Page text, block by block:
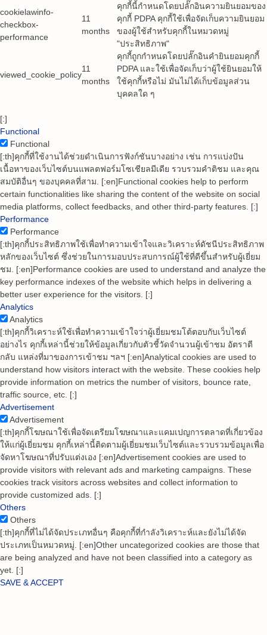
cookielawinfo-
checkbox-
performance
11
months
คุกกี้นี้กำหนดโดยปลั๊กอินความยินยอมของ
คุกกี้ PDPA คุกกี้ใช้เพื่อจัดเก็บความยินยอม
ของผู้ใช้สำหรับคุกกี้ในหมวดหมู่
"ประสิทธิภาพ"
viewed_cookie_policy
11
months
คุกกี้ถูกกำหนดโดยปลั๊กอินคำยินยอมคุกกี้
PDPA และใช้เพื่อจัดเก็บว่าผู้ใช้ยินยอมให้
ใช้คุกกี้หรือไม่ มันไม่ได้เก็บข้อมูลส่วน
บุคคลใด ๆ
[:]
Functional
Functional
[:th]คุกกี้ที่ใช้งานได้ช่วยดำเนินการฟังก์ชันบางอย่าง เช่น การแบ่งปัน
เนื้อหาของเว็บไซต์บนแพลตฟอร์มโซเชียลมีเดีย รวบรวมคำติชม และคุณ
สมบัติอื่นๆ ของบุคคลที่สาม. [:en]Functional cookies help to perform
certain functionalities like sharing the content of the website on social
media platforms, collect feedbacks, and other third-party features. [:]
Performance
Performance
[:th]คุกกี้ประสิทธิภาพใช้เพื่อทำความเข้าใจและวิเคราะห์ดัชนีประสิทธิภาพ
หลักของเว็บไซต์ ซึ่งช่วยในการมอบประสบการณ์ผู้ใช้ที่ดีขึ้นสำหรับผู้เยี่ยม
ชม. [:en]Performance cookies are used to understand and analyze the
key performance indexes of the website which helps in delivering a
better user experience for the visitors. [:]
Analytics
Analytics
[:th]คุกกี้วิเคราะห์ใช้เพื่อทำความเข้าใจว่าผู้เยี่ยมชมโต้ตอบกับเว็บไซต์
อย่างไร คุกกี้เหล่านี้ช่วยให้ข้อมูลเกี่ยวกับตัวชี้วัดจำนวนผู้เข้าชม อัตราตี
กลับ แหล่งที่มาของการเข้าชม ฯลฯ [:en]Analytical cookies are used to
understand how visitors interact with the website. These cookies help
provide information on metrics the number of visitors, bounce rate,
traffic source, etc. [:]
Advertisement
Advertisement
[:th]คุกกี้โฆษณาใช้เพื่อจัดเตรียมโฆษณาและแคมเปญการตลาดที่เกี่ยวข้อง
ให้แก่ผู้เยี่ยมชม คุกกี้เหล่านี้ติดตามผู้เยี่ยมชมเว็บไซต์และรวบรวมข้อมูลเพื่อ
จัดหาโฆษณาที่ปรับแต่งเอง [:en]Advertisement cookies are used to
provide visitors with relevant ads and marketing campaigns. These
cookies track visitors across websites and collect information to
provide customized ads. [:]
Others
Others
[:th]คุกกี้ที่ไม่ได้จัดประเภทอื่นๆ คือคุกกี้ที่กำลังวิเคราะห์และยังไม่ได้จัด
ประเภทเป็นหมวดหมู่. [:en]Other uncategorized cookies are those that
are being analyzed and have not been classified into a category as
yet. [:]
SAVE & ACCEPT